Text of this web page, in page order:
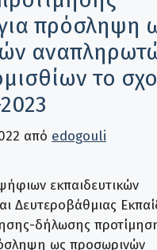
πρόσληψη
το
από edogouli
εκπαιδευτικών
Δευτεροβάθμιας
δήλωσης
ως προσωρινών